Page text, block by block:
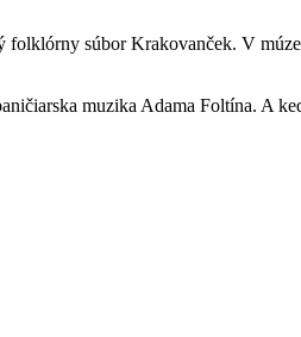
súbor Krakovanček. V
muzika Adama Foltína. A